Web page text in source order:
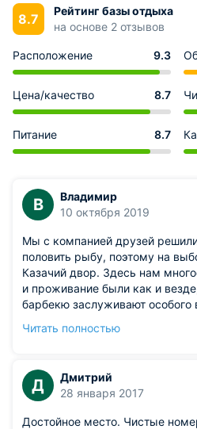
8.7
Рейтинг базы отдыха
на основе 2 отзывов
Расположение 9.3
Цена/качество 8.7
Питание 8.7
В
Владимир
10 октября 2019
Мы с компанией друзей
половить рыбу, поэтому на
Казачий двор. Здесь нам
и проживание были как и
барбекю заслуживают особого
Мы отдохнули на славу, будем
Читать полностью
Д
Дмитрий
28 января 2017
Достойное место. Чистые